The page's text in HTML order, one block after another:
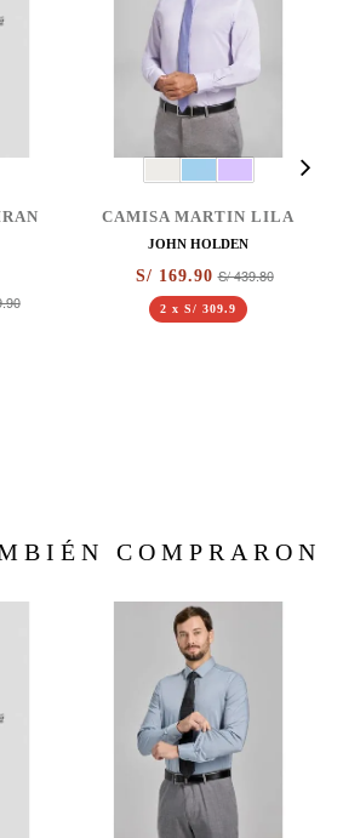
CAMISA MARTIN LILA
JOHN HOLDEN
S/ 169.90 S/ 439.80
2 x S/ 309.9
COMPRARON